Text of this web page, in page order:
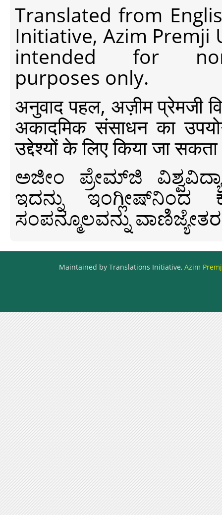
Translated from
Initiative, Azim Premji
intended for non-
purposes only.
अनुवाद पहल, अज़ीम प्रेमजी
अकादमिक संसाधन का
उद्देश्यों के लिए किया जा
ಅಜೀಂ ಪ್ರೇಮ್‍ಜಿ
ಇದನ್ನು ಇಂಗ್ಲೀಷ್‍ನಿಂದ
ಸಂಪನ್ಮೂಲವನ್ನು
Maintained by Translations Initiative, Azim